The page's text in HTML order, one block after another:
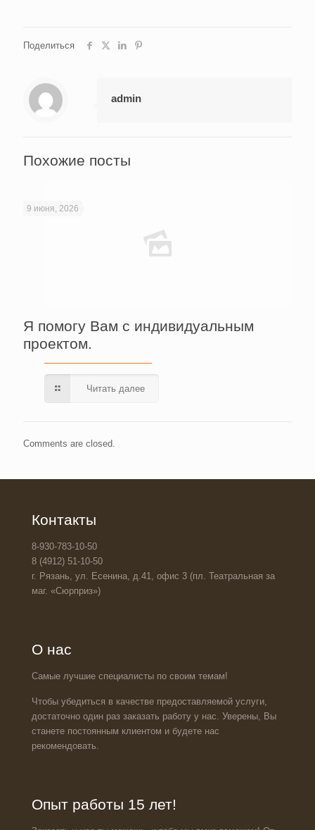
Поделиться
admin
Похожие посты
9 июня, 2026
Я помогу Вам с индивидуальным
проектом.
Читать далее
Comments are closed.
Контакты
8-930-783-10-50
8 (4912) 51-10-50
г. Рязань, ул. Есенина, д.41, офис 3 (пл. Театральная за
маг. «Сюрприз»)
О нас
Самые лучшие специалисты по своим темам!
Чтобы убедиться в качестве предоставляемой услуги,
достаточно один раз заказать работу у нас. Уверены, Вы
станете постоянным клиентом и будете нас
рекомендовать.
Опыт работы 15 лет!